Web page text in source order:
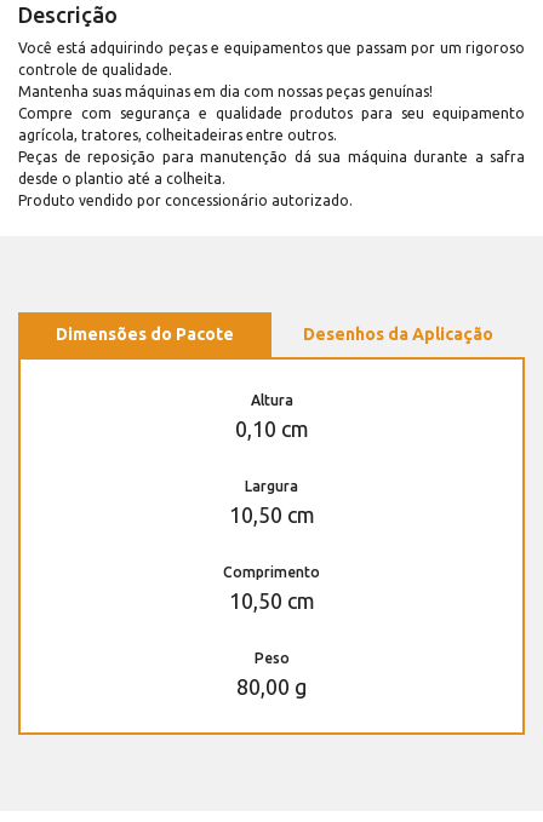
Descrição
Você está adquirindo peças e equipamentos que passam por um rigoroso
controle de qualidade.
Mantenha suas máquinas em dia com nossas peças genuínas!
Compre com segurança e qualidade produtos para seu equipamento
agrícola, tratores, colheitadeiras entre outros.
Peças de reposição para manutenção dá sua máquina durante a safra
desde o plantio até a colheita.
Produto vendido por concessionário autorizado.
Dimensões do Pacote Desenhos da Aplicação
Altura
0,10 cm
Largura
10,50 cm
Comprimento
10,50 cm
Peso
80,00 g